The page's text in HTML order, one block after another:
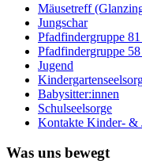
Mäusetreff
Jungschar
Pfadfindergruppe
Pfadfindergruppe
Jugend
Babysitter:innen
Schulseelsorge
Kontakte Kinder- &
Was uns bewegt